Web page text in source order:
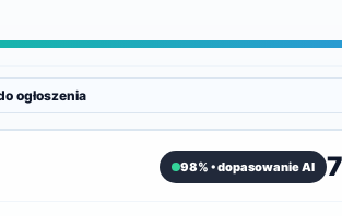
ogłoszenia
98% • dopasowanie AI